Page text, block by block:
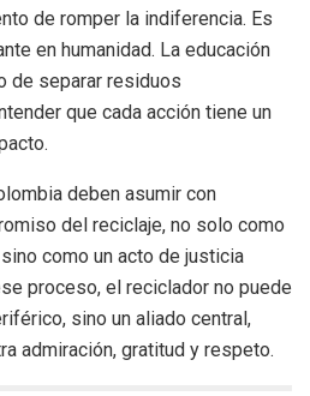
de romper la indiferencia. Es
en humanidad. La educación
de separar residuos
que cada acción tiene un
deben asumir con
del reciclaje, no solo como
como un acto de justicia
proceso, el reciclador no puede
sino un aliado central,
admiración, gratitud y respeto.